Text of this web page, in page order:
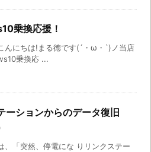
乗換応援！
んにちは!まる徳です(´・ω・`)ノ当店
乗換応 ...
ーションからのデータ復旧
、「突然、停電にな りリンクステー